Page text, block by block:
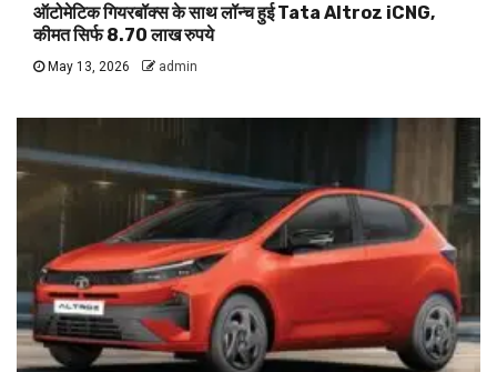
ऑटोमेटिक गियरबॉक्स के साथ लॉन्च हुई Tata Altroz iCNG,
कीमत सिर्फ 8.70 लाख रुपये
May 13, 2026 admin